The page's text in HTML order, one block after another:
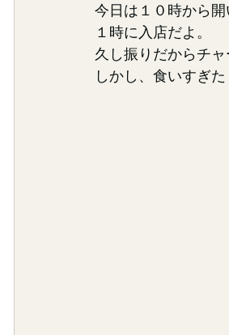
今日は１０時から
１時に入店だよ。
久し振りだからチ
しかし、食いすぎ